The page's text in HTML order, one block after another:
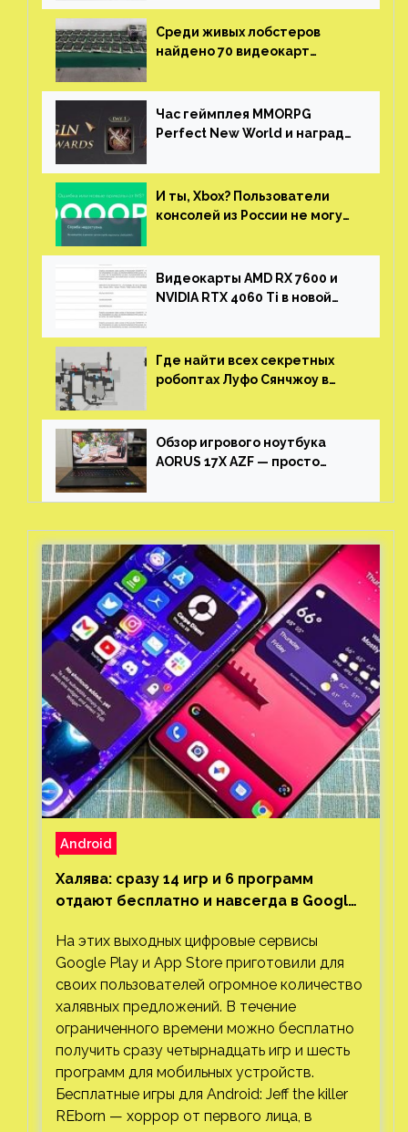
Среди живых лобстеров
найдено 70 видеокарт
китайской таможни
Час геймплея MMORPG
Perfect New World и награды
И ты, Xbox? Пользователи
консолей из России не могут
Видеокарты AMD RX 7600 и
NVIDIA RTX 4060 Ti в новой
Где найти всех секретных
робоптах Луфо Сянчжоу в
Обзор игрового ноутбука
AORUS 17X AZF — просто
Android
Халява: сразу 14 игр и 6 программ
отдают бесплатно и навсегда в Google
загрузок
На этих выходных цифровые сервисы
Google Play и App Store приготовили для
своих пользователей огромное количество
халявных предложений. В течение
ограниченного времени можно бесплатно
получить сразу четырнадцать игр и шесть
программ для мобильных устройств.
Бесплатные игры для Android: Jeff the killer
REborn — хоррор от первого лица, в